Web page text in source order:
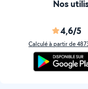
Nos
4,6/5
Calculé à partir de